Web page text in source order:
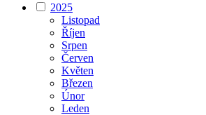
2025
Listopad
Říjen
Srpen
Červen
Květen
Březen
Únor
Leden